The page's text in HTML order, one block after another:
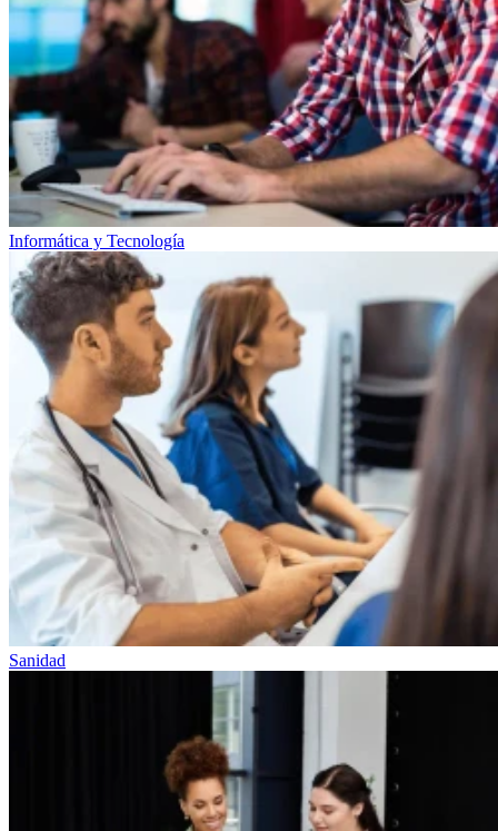
Informática y Tecnología
Sanidad